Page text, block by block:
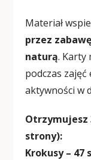
Materiał
przez
naturą. Karty
podczas
aktywności w
Otrzymujesz
strony):
Krokusy – 47